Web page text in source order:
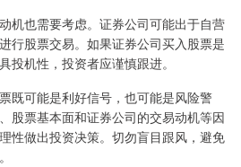
机也需要考虑。证券公司可能出于自营
行股票交易。如果证券公司买入股票是
投机性，投资者应谨慎跟进。
既可能是利好信号，也可能是风险警
股票基本面和证券公司的交易动机等因
性做出投资决策。切勿盲目跟风，避免